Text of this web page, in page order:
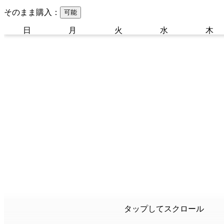
そのまま購入： 可能
日 月 火 水 木
タップしてスクロール